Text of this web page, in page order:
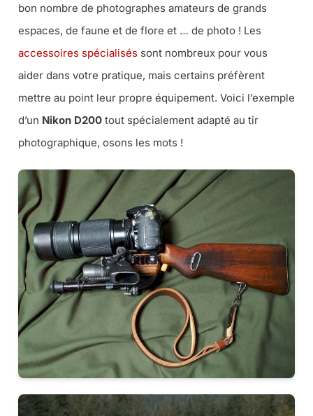
bon nombre de photographes amateurs de grands
espaces, de faune et de flore et … de photo ! Les
accessoires spécialisés sont nombreux pour vous
aider dans votre pratique, mais certains préfèrent
mettre au point leur propre équipement. Voici l’exemple
d’un Nikon D200 tout spécialement adapté au tir
photographique, osons les mots !